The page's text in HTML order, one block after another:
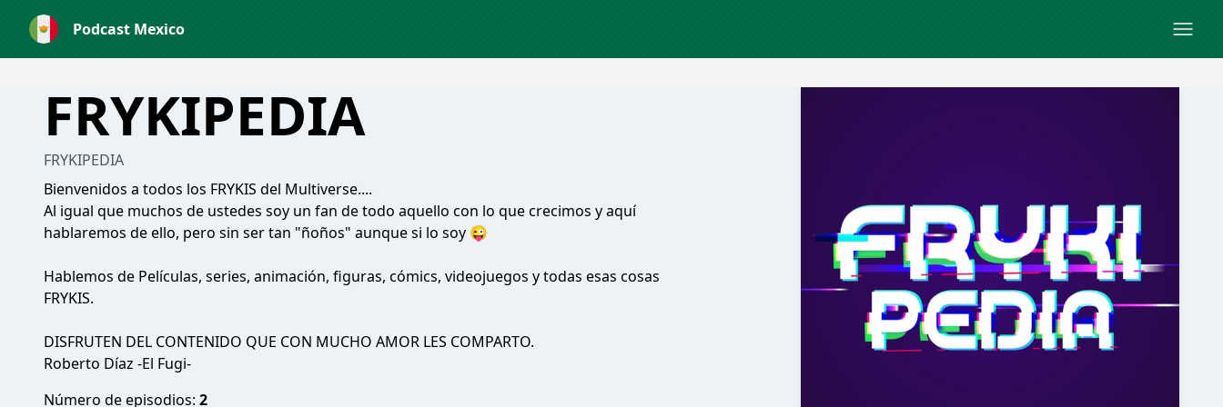
Podcast Mexico
FRYKIPEDIA
FRYKIPEDIA
Bienvenidos a todos los FRYKIS del Multiverse....
Al igual que muchos de ustedes soy un fan de todo aquello con lo que crecimos y aquí
hablaremos de ello, pero sin ser tan "ñoños" aunque si lo soy 😜
Hablemos de Películas, series, animación, figuras, cómics, videojuegos y todas esas cosas
FRYKIS.
DISFRUTEN DEL CONTENIDO QUE CON MUCHO AMOR LES COMPARTO.
Roberto Díaz -El Fugi-
Número de episodios: 2